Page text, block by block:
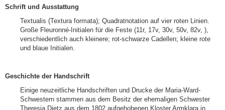
Schrift und Ausstattung
Textualis (Textura formata); Quadratnotation auf vier roten Linien.
Große Fleuronné-Initialen für die Feste (11r, 17v, 30v, 50v, 82v, ),
verschiedentlich auch kleinere; rot-schwarze Cadellen; kleine rote
und blaue Initialen.
Geschichte der Handschrift
Einige neuzeitliche Handschriften und Drucke der Maria-Ward-
Schwestern stammen aus dem Besitz der ehemaligen Schwester
Theresia Dietz aus dem 1802 aufgehobenen Kloster Armklara in